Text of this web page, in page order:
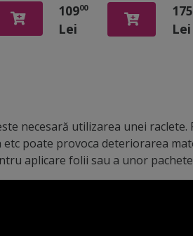
d-c-fix, imitaţie
lemn gri, 90x500
10900
Lei
175
Lei
necesară utilizarea unei
poate provoca deteriorarea
aplicare folii sau a unor